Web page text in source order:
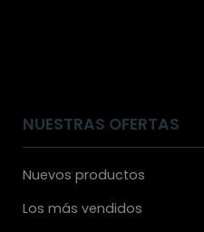
NUESTRAS OFERTAS
Nuevos productos
Los más vendidos